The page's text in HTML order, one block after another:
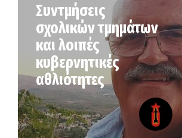
Συντμήσεις
σχολικών τμημάτων
και λοιπές
κυβερνητικές
αθλιότητες